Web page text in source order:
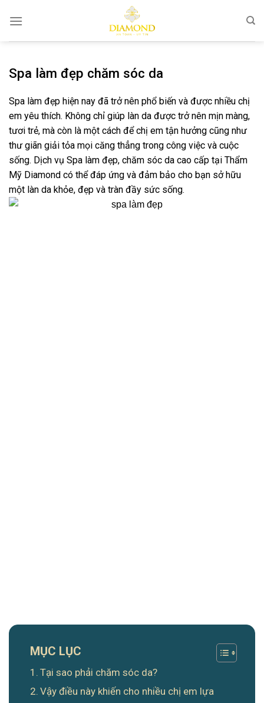
qua
Spa làm đẹp chăm sóc da
Spa làm đẹp hiện nay đã trở nên phổ biến và được nhiều chị
em yêu thích. Không chỉ giúp làn da được trở nên mịn màng,
tươi trẻ, mà còn là một cách để chị em tận hưởng cũng như
thư giãn giải tỏa mọi căng thẳng trong công việc và cuộc
sống. Dịch vụ Spa làm đẹp, chăm sóc da cao cấp tại Thẩm
Mỹ Diamond có thể đáp ứng và đảm bảo cho bạn sở hữu
một làn da khỏe, đẹp và tràn đầy sức sống.
MỤC LỤC
Tại sao phải chăm sóc da?
Vậy điều này khiến cho nhiều chị em lựa